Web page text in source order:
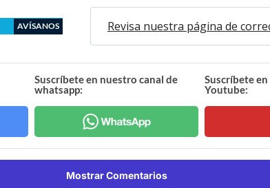
AVÍSANOS Revisa nuestra página de
Suscríbete en nuestro canal de
whatsapp:
Suscríbete
Youtube:
Mostrar Comentarios